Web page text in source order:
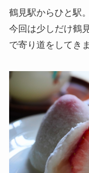
鶴見駅からひと駅。
今回は少しだけ鶴
で寄り道をしてき